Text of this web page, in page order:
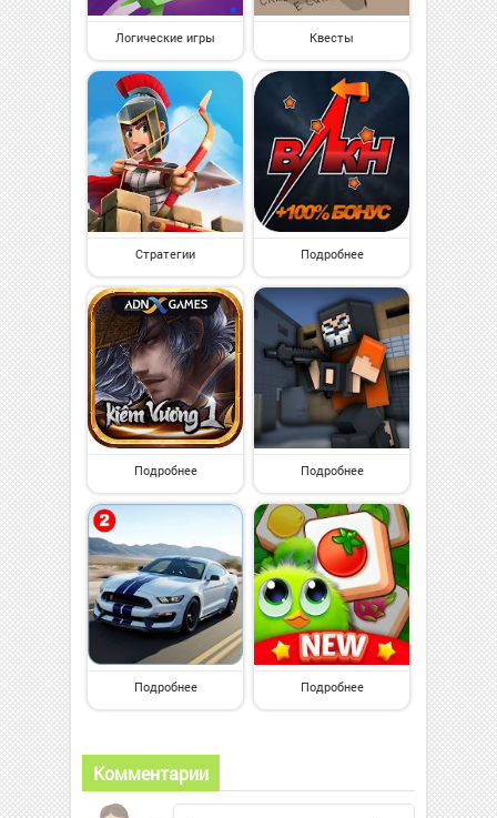
Логические игры Квесты
Стратегии Подробнее
Подробнее Подробнее
Подробнее Подробнее
Комментарии